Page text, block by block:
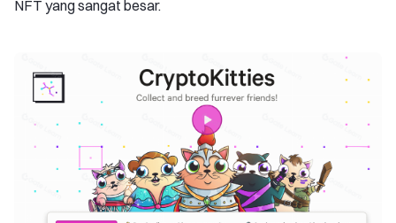
NFT yang sangat besar.